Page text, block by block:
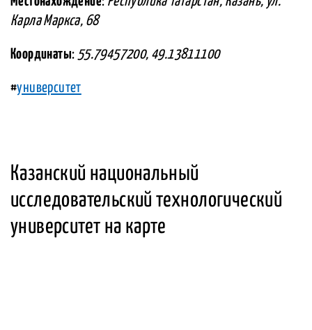
Карла Маркса, 68
Координаты: 55.79457200, 49.13811100
#университет
Казанский национальный
исследовательский технологический
университет на карте